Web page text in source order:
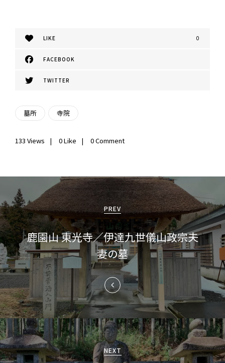
LIKE 0
FACEBOOK
TWITTER
墓所 寺院
133 Views 0Like 0 Comment
稿
ナ
ビ
ゲ
ー
シ
ョ
ン
PREV
鹿園山 東光寺／伊達九世儀山政宗夫
妻の墓
NEXT